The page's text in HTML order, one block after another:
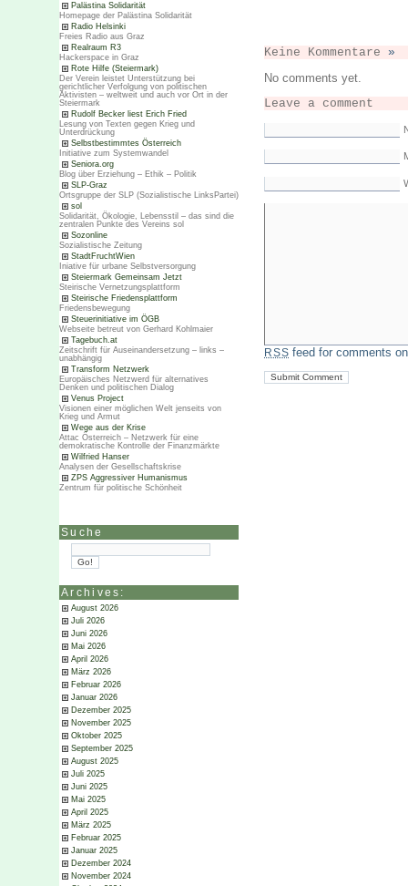
Palästina Solidarität
Homepage der Palästina Solidarität
Radio Helsinki
Freies Radio aus Graz
Realraum R3
Hackerspace in Graz
Rote Hilfe (Steiermark)
Der Verein leistet Unterstützung bei
gerichtlicher Verfolgung von politischen
Aktivisten – weltweit und auch vor Ort in der
Steiermark
Rudolf Becker liest Erich Fried
Lesung von Texten gegen Krieg und
Unterdrückung
Selbstbestimmtes Österreich
Initiative zum Systemwandel
Seniora.org
Blog über Erziehung – Ethik – Politik
SLP-Graz
Ortsgruppe der SLP (Sozialistische LinksPartei)
sol
Solidarität, Ökologie, Lebensstil – das sind die
zentralen Punkte des Vereins sol
Sozonline
Sozialistische Zeitung
StadtFruchtWien
Iniative für urbane Selbstversorgung
Steiermark Gemeinsam Jetzt
Steirische Vernetzungsplattform
Steirische Friedensplattform
Friedensbewegung
Steuerinitiative im ÖGB
Webseite betreut von Gerhard Kohlmaier
Tagebuch.at
Zeitschrift für Auseinandersetzung – links –
unabhängig
Transform Netzwerk
Europäisches Netzwerd für alternatives
Denken und politischen Dialog
Venus Project
Visionen einer möglichen Welt jenseits von
Krieg und Armut
Wege aus der Krise
Attac Österreich – Netzwerk für eine
demokratische Kontrolle der Finanzmärkte
Wilfried Hanser
Analysen der Gesellschaftskrise
ZPS Aggressiver Humanismus
Zentrum für politische Schönheit
Suche
Archives:
August 2026
Juli 2026
Juni 2026
Mai 2026
April 2026
März 2026
Februar 2026
Januar 2026
Dezember 2025
November 2025
Oktober 2025
September 2025
August 2025
Juli 2025
Juni 2025
Mai 2025
April 2025
März 2025
Februar 2025
Januar 2025
Dezember 2024
November 2024
Keine Kommentare »
No comments yet.
Leave a comment
RSS feed for comments